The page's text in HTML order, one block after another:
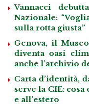
Vannacci
Nazionale:
sulla rotta giusta”
Genova, il
diventa oasi
anche l’archivio
Carta d’identità,
serve la CIE:
e all’estero